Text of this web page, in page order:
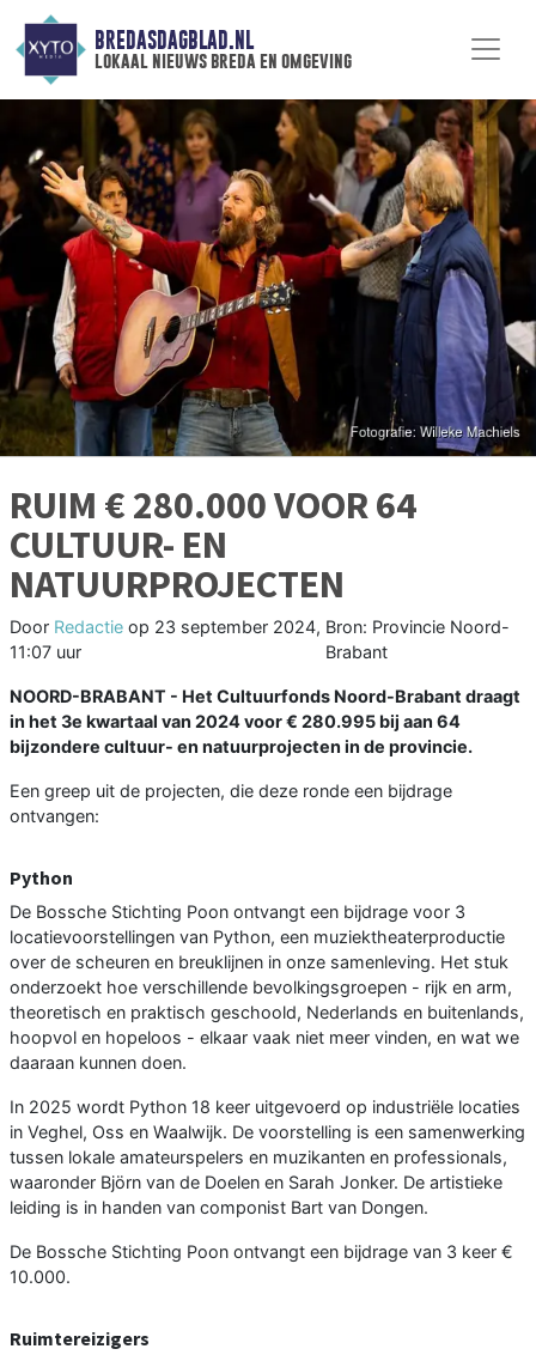
BREDASDAGBLAD.NL
lokaal nieuws breda en omgeving
RUIM € 280.000 VOOR 64
CULTUUR- EN
NATUURPROJECTEN
Door Redactie op 23 september 2024,
11:07 uur
Bron: Provincie Noord-
Brabant
NOORD-BRABANT - Het Cultuurfonds Noord-Brabant draagt
in het 3e kwartaal van 2024 voor € 280.995 bij aan 64
bijzondere cultuur- en natuurprojecten in de provincie.
Een greep uit de projecten, die deze ronde een bijdrage
ontvangen:
Python
De Bossche Stichting Poon ontvangt een bijdrage voor 3
locatievoorstellingen van Python, een muziektheaterproductie
over de scheuren en breuklijnen in onze samenleving. Het stuk
onderzoekt hoe verschillende bevolkingsgroepen - rijk en arm,
theoretisch en praktisch geschoold, Nederlands en buitenlands,
hoopvol en hopeloos - elkaar vaak niet meer vinden, en wat we
daaraan kunnen doen.
In 2025 wordt Python 18 keer uitgevoerd op industriële locaties
in Veghel, Oss en Waalwijk. De voorstelling is een samenwerking
tussen lokale amateurspelers en muzikanten en professionals,
waaronder Björn van de Doelen en Sarah Jonker. De artistieke
leiding is in handen van componist Bart van Dongen.
De Bossche Stichting Poon ontvangt een bijdrage van 3 keer €
10.000.
Ruimtereizigers